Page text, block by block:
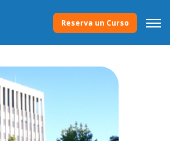
Reserva un Curso